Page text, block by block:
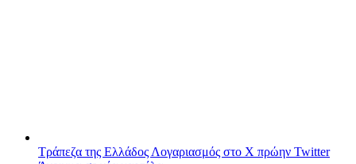
Τράπεζα της Ελλάδος Λογαριασμός στο X πρώην Twitter